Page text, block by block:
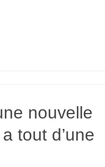
nouvelle
tout d’une